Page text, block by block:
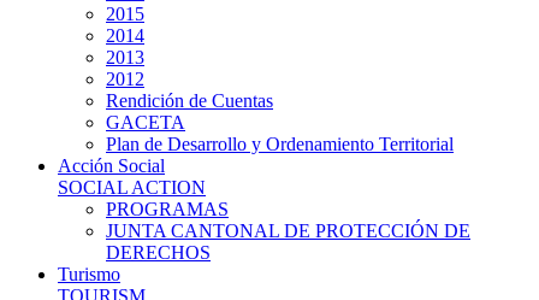
2015
2014
2013
2012
Rendición de Cuentas
GACETA
Plan de Desarrollo y Ordenamiento Territorial
Acción Social
SOCIAL ACTION
PROGRAMAS
JUNTA CANTONAL DE PROTECCIÓN DE
DERECHOS
Turismo
TOURISM